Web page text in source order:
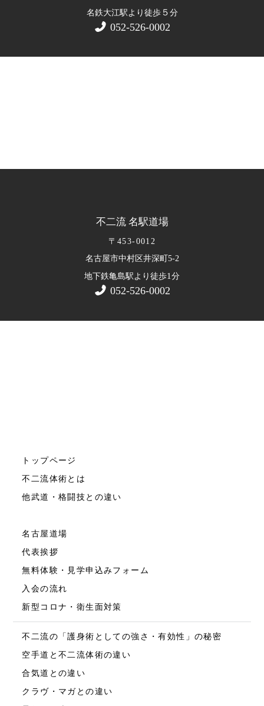
名鉄大江駅より徒歩５ 分
052-526-0002
不二流 名駅道場
〒453-0012
名古屋市中村区井深町5-2
地下鉄亀島駅より徒歩1 分
052-526-0002
トップページ
不二流体術とは
他武道・格闘技との違い
名古屋道場
代表挨拶
無料体験・見学申込みフォーム
入会の流れ
新型コロナ・衛生面対策
不二流の「護身術としての強さ・有効性」の秘密
空手道と不二流体術の違い
合気道との違い
クラヴ・マガとの違い